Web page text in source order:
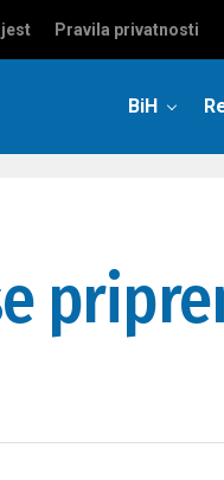
Pravila privatnosti
BiH